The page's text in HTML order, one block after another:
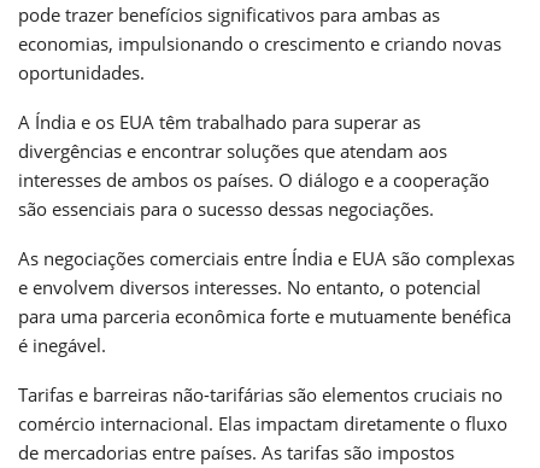
pode trazer benefícios significativos para ambas as
economias, impulsionando o crescimento e criando novas
oportunidades.
A Índia e os EUA têm trabalhado para superar as
divergências e encontrar soluções que atendam aos
interesses de ambos os países. O diálogo e a cooperação
são essenciais para o sucesso dessas negociações.
As negociações comerciais entre Índia e EUA são complexas
e envolvem diversos interesses. No entanto, o potencial
para uma parceria econômica forte e mutuamente benéfica
é inegável.
Tarifas e barreiras não-tarifárias são elementos cruciais no
comércio internacional. Elas impactam diretamente o fluxo
de mercadorias entre países. As tarifas são impostos